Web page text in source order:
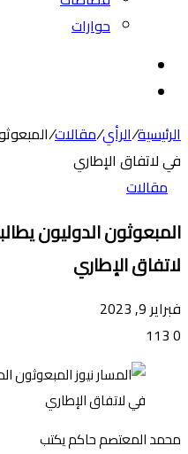
حوارات
المظلم
الرئيسية/الرأي/مقالات/
في لاتفاق الإطاري
مقالات
المبعوثون الدوليون
لاتفاق الإطاري
فبراير 9, 2023
0
محمد المعتصم حاكم يكتب